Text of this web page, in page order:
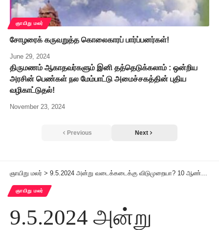
ஞாயிறு மலர்
சோழரைக் கருவறுத்த கொலைகாரப் பார்ப்பனர்கள்!
June 29, 2024
திருமணம் ஆகாதவர்களும் இனி தத்தெடுக்கலாம் : ஒன்றிய
அரசின் பெண்கள் நல மேம்பாட்டு அமைச்சகத்தின் புதிய
வழிகாட்டுதல்!
November 23, 2024
Previous Next
ஞாயிறு மலர் > 9.5.2024 அன்று வடைக்கடைக்கு விடுமுறையா? 10 ஆண்டுகளில் மோடி பொய் பேசாமல் இருந்த நாள்
ஞாயிறு மலர்
9.5.2024 அன்று